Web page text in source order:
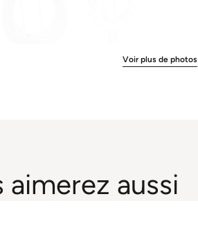
Voir plus de photos
aimerez aussi